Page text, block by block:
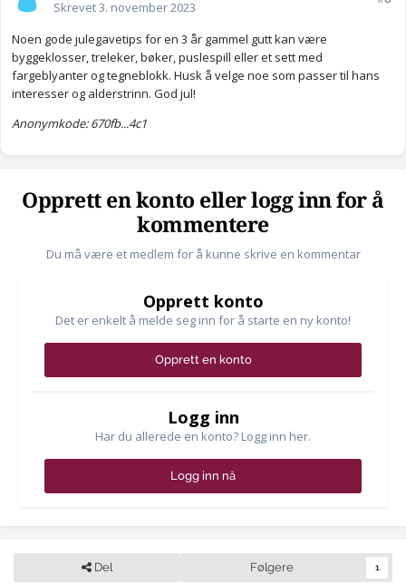
Skrevet3. november 2023
Noen gode julegavetips for en 3 år gammel gutt kan være
byggeklosser, treleker, bøker, puslespill eller et sett med
fargeblyanter og tegneblokk. Husk å velge noe som passer til hans
interesser og alderstrinn. God jul!
Anonymkode: 670fb...4c1
Opprett en konto eller logg inn for å
kommentere
Du må være et medlem for å kunne skrive en kommentar
Opprett konto
Det er enkelt å melde seg inn for å starte en ny konto!
Opprett en konto
Logg inn
Har du allerede en konto? Logg inn her.
Logg inn nå
Del Følgere 1